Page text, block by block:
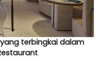
terbingkai dalam